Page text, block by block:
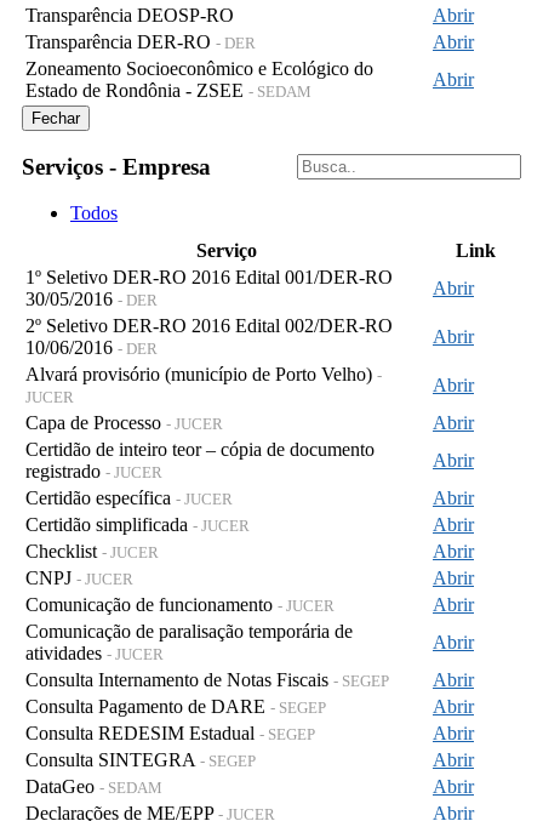
Transparência DEOSP-RO
Abrir
Transparência DER-RO - DER
Abrir
Zoneamento Socioeconômico e Ecológico do
Estado de Rondônia - ZSEE - SEDAM
Abrir
Fechar
Serviços - Empresa
Todos
Serviço
Link
1º Seletivo DER-RO 2016 Edital 001/DER-RO
30/05/2016 - DER
Abrir
2º Seletivo DER-RO 2016 Edital 002/DER-RO
10/06/2016 - DER
Abrir
Alvará provisório (município de Porto Velho) -
JUCER
Abrir
Capa de Processo - JUCER
Abrir
Certidão de inteiro teor – cópia de documento
registrado - JUCER
Abrir
Certidão específica - JUCER
Abrir
Certidão simplificada - JUCER
Abrir
Checklist - JUCER
Abrir
CNPJ - JUCER
Abrir
Comunicação de funcionamento - JUCER
Abrir
Comunicação de paralisação temporária de
atividades - JUCER
Abrir
Consulta Internamento de Notas Fiscais - SEGEP
Abrir
Consulta Pagamento de DARE - SEGEP
Abrir
Consulta REDESIM Estadual - SEGEP
Abrir
Consulta SINTEGRA - SEGEP
Abrir
DataGeo - SEDAM
Abrir
Declarações de ME/EPP - JUCER Abrir